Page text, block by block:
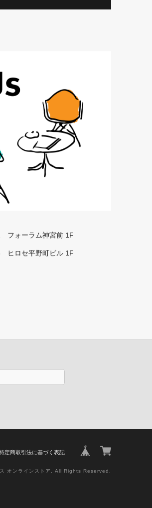
フォーラム神宮前 1F
ヒロセ平野町ビル 1F
定商取引法に基づく表記
オンラインストア. All Rights Reserved.